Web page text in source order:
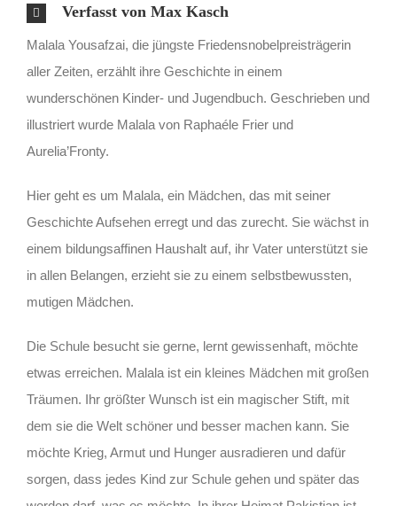
Verfasst von Max Kasch
Malala Yousafzai, die jüngste Friedensnobelpreisträgerin
aller Zeiten, erzählt ihre Geschichte in einem
wunderschönen Kinder- und Jugendbuch. Geschrieben und
illustriert wurde Malala von Raphaéle Frier und
Aurelia’Fronty.
Hier geht es um Malala, ein Mädchen, das mit seiner
Geschichte Aufsehen erregt und das zurecht. Sie wächst in
einem bildungsaffinen Haushalt auf, ihr Vater unterstützt sie
in allen Belangen, erzieht sie zu einem selbstbewussten,
mutigen Mädchen.
Die Schule besucht sie gerne, lernt gewissenhaft, möchte
etwas erreichen. Malala ist ein kleines Mädchen mit großen
Träumen. Ihr größter Wunsch ist ein magischer Stift, mit
dem sie die Welt schöner und besser machen kann. Sie
möchte Krieg, Armut und Hunger ausradieren und dafür
sorgen, dass jedes Kind zur Schule gehen und später das